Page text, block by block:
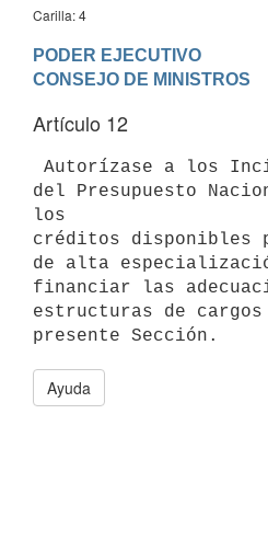
Carilla: 4
PODER EJECUTIVO
Artículo 12
del Presupuesto
los
créditos disponibles
de alta
financiar las
estructuras de
Ayuda